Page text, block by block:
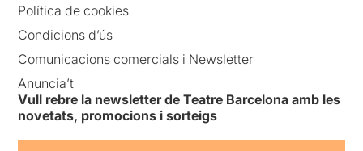
Política de cookies
Condicions d’ús
Comunicacions comercials i Newsletter
Anuncia’t
Vull rebre la newsletter de Teatre Barcelona amb les
novetats, promocions i sorteigs